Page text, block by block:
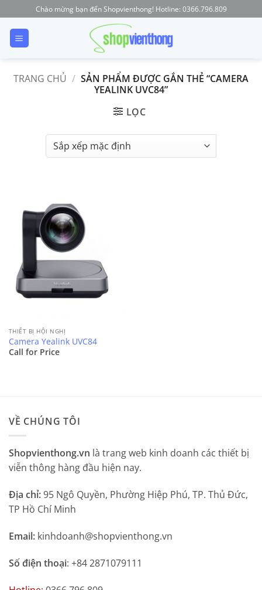
to
content
Chào mừng bạn đến Shopvienthong! Hotline: 0366.796.809
TRANG CHỦ / SẢN PHẨM ĐƯỢC GẮN THẺ “CAMERA
YEALINK UVC84”
LỌC
THIẾT BỊ HỘI NGHỊ
Camera Yealink UVC84
Call for Price
VỀ CHÚNG TÔI
Shopvienthong.vn là trang web kinh doanh các thiết bị
viễn thông hàng đầu hiện nay.
Địa chỉ:95 Ngô Quyền, Phường Hiệp Phú, TP. Thủ Đức,
TP Hồ Chí Minh
Email: kinhdoanh@shopvienthong.vn
Số điện thoại: +84 2871079111